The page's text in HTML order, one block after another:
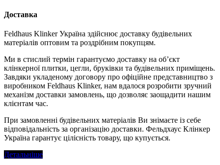
Доставка
Feldhaus Klinker Україна здійснює доставку будівельних
матеріалів оптовим та роздрібним покупцям.
Ми в стислий термін гарантуємо доставку на об’єкт
клінкерної плитки, цегли, бруківки та будівельних приміщень.
Завдяки укладеному договору про офіційне представництво з
виробником Feldhaus Klinker, нам вдалося розробити зручний
механізм доставки замовлень, що дозволяє заощадити нашим
клієнтам час.
При замовленні будівельних матеріалів Ви знімаєте із себе
відповідальність за організацію доставки. Фельдхаус Клінкер
Україна гарантує цілісність товару, що купується.
Детальніше